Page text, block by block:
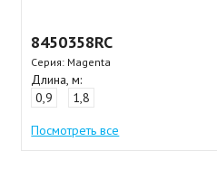
8450358RC
Серия: Magenta
Длина, м:
0,9
1,8
Посмотреть все